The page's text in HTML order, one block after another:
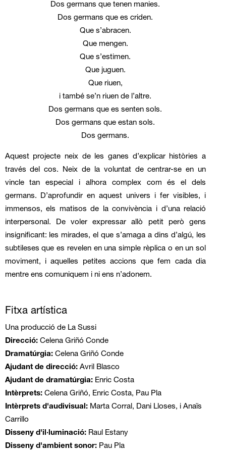
Dos germans que tenen manies.
Dos germans que es criden.
Que s’abracen.
Que mengen.
Que s’estimen.
Que juguen.
Que riuen,
i també se’n riuen de l’altre.
Dos germans que es senten sols.
Dos germans que estan sols.
Dos germans.
Aquest projecte neix de les ganes d’explicar històries a
través del cos. Neix de la voluntat de centrar-se en un
vincle tan especial i alhora complex com és el dels
germans. D’aprofundir en aquest univers i fer visibles, i
immensos, els matisos de la convivència i d’una relació
interpersonal. De voler expressar allò petit però gens
insignificant: les mirades, el que s’amaga a dins d’algú, les
subtileses que es revelen en una simple rèplica o en un sol
moviment, i aquelles petites accions que fem cada dia
mentre ens comuniquem i ni ens n’adonem.
Fitxa artística
Una producció de La Sussi
Direcció:Celena Griñó Conde
Dramatúrgia: Celena Griñó Conde
Ajudant de direcció:Avril Blasco
Ajudant de dramatúrgia:Enric Costa
Intèrprets:Celena Griñó, Enric Costa, Pau Pla
Intèrprets d'audivisual:Marta Corral, Dani Lloses, i Anaïs
Carrillo
Disseny d'il·luminació:Raul Estany
Disseny d'ambient sonor:Pau Pla